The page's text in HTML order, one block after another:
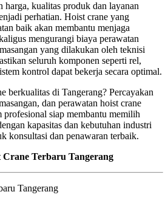
harga, kualitas produk dan layanan
perhatian. Hoist crane yang
baik akan membantu menjaga
mengurangi biaya perawatan
yang dilakukan oleh teknisi
seluruh komponen seperti rel,
kontrol dapat bekerja secara optimal.
berkualitas di Tangerang? Percayakan
dan perawatan hoist crane
profesional siap membantu memilih
kapasitas dan kebutuhan industri
konsultasi dan penawaran terbaik.
Crane Terbaru Tangerang